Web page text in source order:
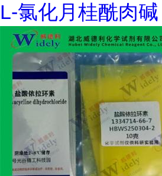
L-氯化月桂酰肉碱